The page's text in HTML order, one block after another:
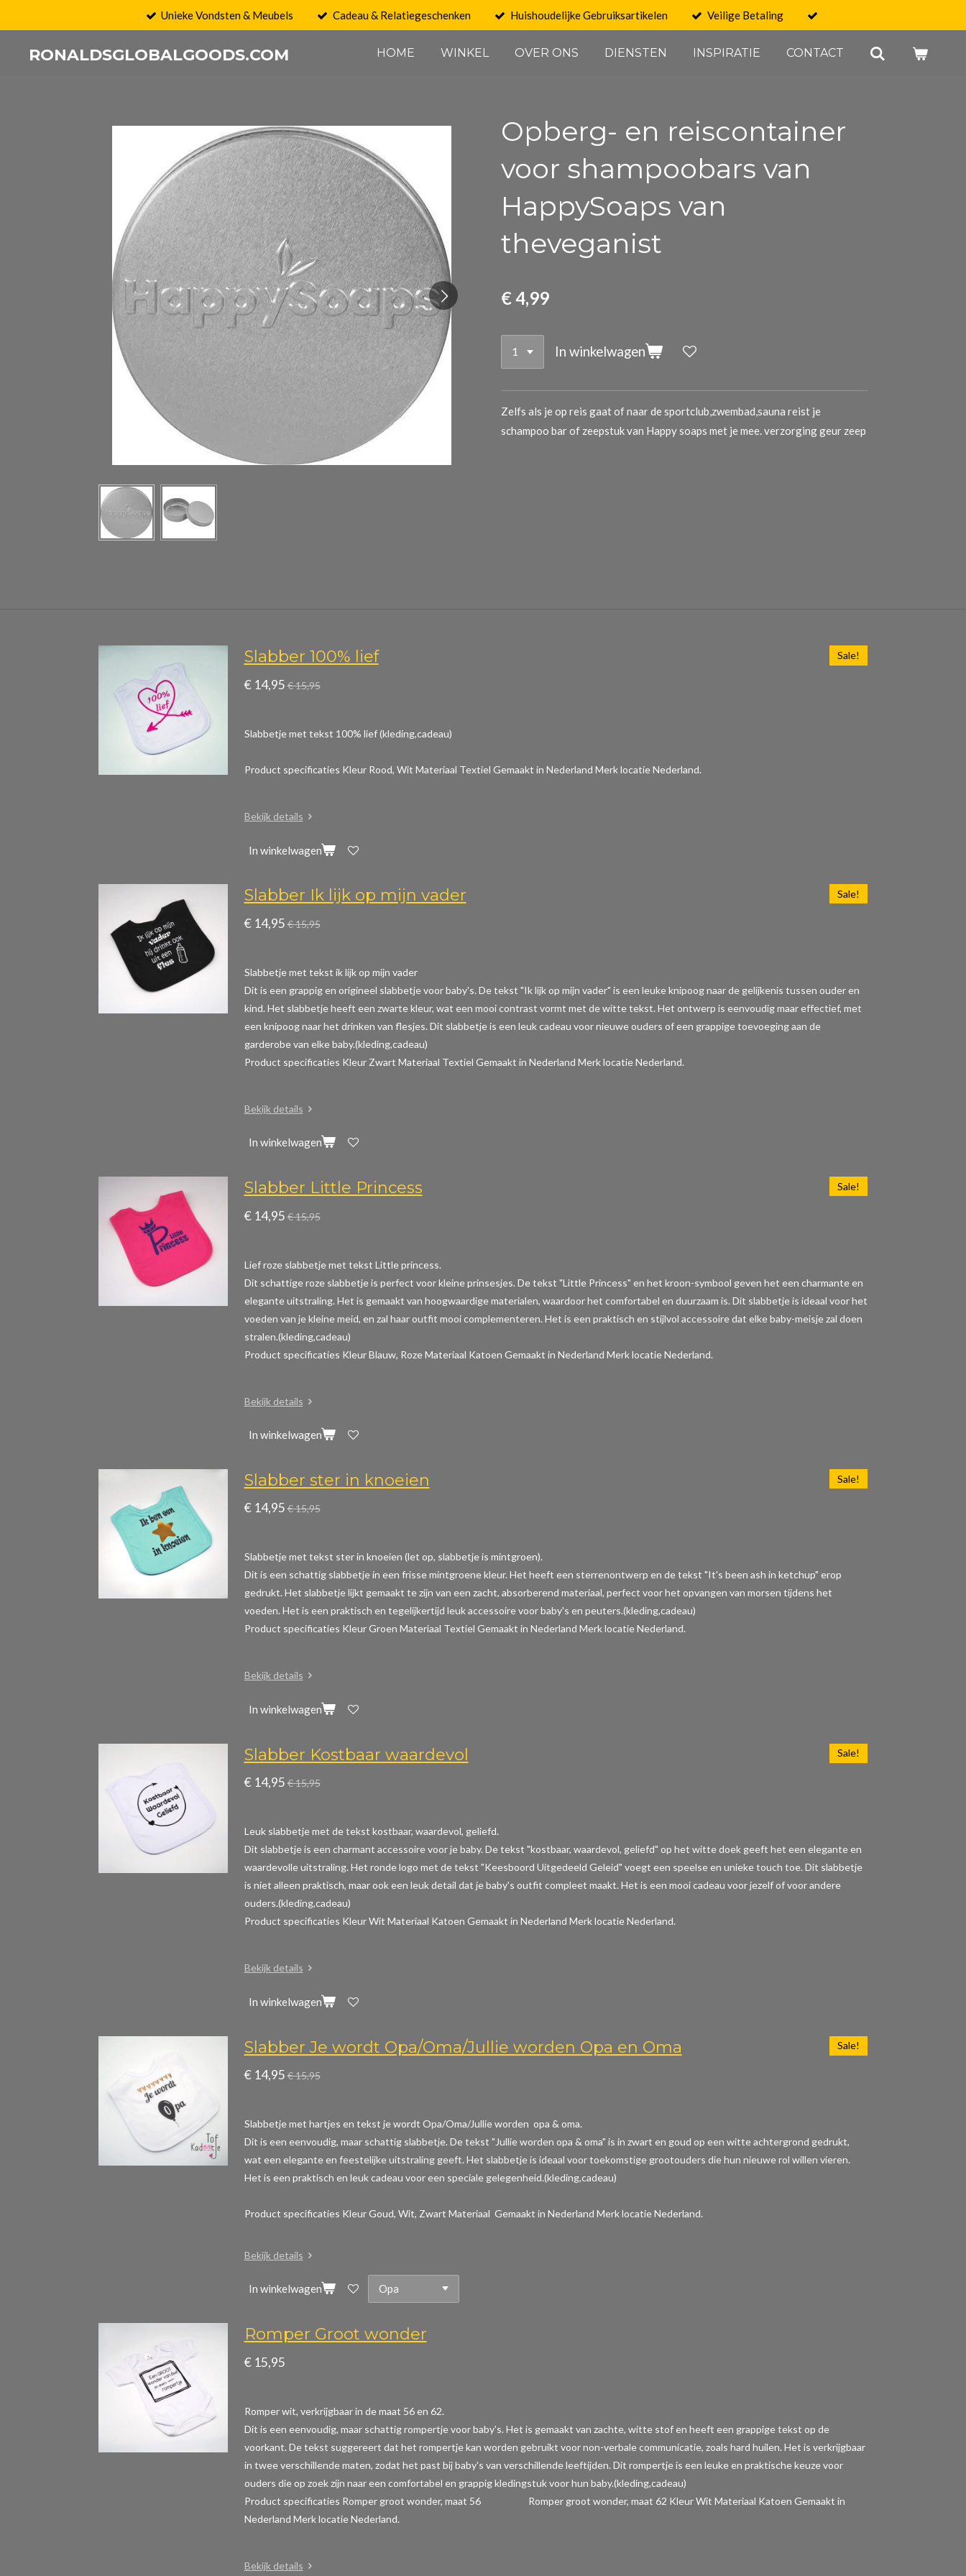
Unieke Vondsten & Meubels Cadeau & Relatiegeschenken Huishoudelijke Gebruiksartikelen Veilige Betaling
RONALDSGLOBALGOODS.COM HOME WINKEL OVER ONS DIENSTEN INSPIRATIE CONTACT
Opberg- en reiscontainer
voor shampoobars van
HappySoaps van
theveganist
€ 4,99
In winkelwagen
Zelfs als je op reis gaat of naar de sportclub,zwembad,sauna reist je
schampoo bar of zeepstuk van Happy soaps met je mee.verzorging geur zeep
Sale!
Slabber 100% lief
€ 14,95 € 15,95
Slabbetje met tekst 100% lief (kleding,cadeau)
Product specificaties Kleur Rood, Wit Materiaal Textiel Gemaakt in Nederland Merk locatie Nederland.
Bekijk details
In winkelwagen
Sale!
Slabber Ik lijk op mijn vader
€ 14,95 € 15,95
Slabbetje met tekst ik lijk op mijn vader
Dit is een grappig en origineel slabbetje voor baby's. De tekst "Ik lijk op mijn vader" is een leuke knipoog naar de gelijkenis tussen ouder en
kind. Het slabbetje heeft een zwarte kleur, wat een mooi contrast vormt met de witte tekst. Het ontwerp is eenvoudig maar effectief, met
een knipoog naar het drinken van flesjes. Dit slabbetje is een leuk cadeau voor nieuwe ouders of een grappige toevoeging aan de
garderobe van elke baby.(kleding,cadeau)
Product specificaties Kleur Zwart Materiaal Textiel Gemaakt in Nederland Merk locatie Nederland.
Bekijk details
In winkelwagen
Sale!
Slabber Little Princess
€ 14,95 € 15,95
Lief roze slabbetje met tekst Little princess.
Dit schattige roze slabbetje is perfect voor kleine prinsesjes. De tekst "Little Princess" en het kroon-symbool geven het een charmante en
elegante uitstraling. Het is gemaakt van hoogwaardige materialen, waardoor het comfortabel en duurzaam is. Dit slabbetje is ideaal voor het
voeden van je kleine meid, en zal haar outfit mooi complementeren. Het is een praktisch en stijlvol accessoire dat elke baby-meisje zal doen
stralen.(kleding,cadeau)
Product specificaties Kleur Blauw, Roze Materiaal Katoen Gemaakt in Nederland Merk locatie Nederland.
Bekijk details
In winkelwagen
Sale!
Slabber ster in knoeien
€ 14,95 € 15,95
Slabbetje met tekst ster in knoeien (let op, slabbetje is mintgroen).
Dit is een schattig slabbetje in een frisse mintgroene kleur. Het heeft een sterrenontwerp en de tekst "It's been ash in ketchup" erop
gedrukt. Het slabbetje lijkt gemaakt te zijn van een zacht, absorberend materiaal, perfect voor het opvangen van morsen tijdens het
voeden. Het is een praktisch en tegelijkertijd leuk accessoire voor baby's en peuters.(kleding,cadeau)
Product specificaties Kleur Groen Materiaal Textiel Gemaakt in Nederland Merk locatie Nederland.
Bekijk details
In winkelwagen
Sale!
Slabber Kostbaar waardevol
€ 14,95 € 15,95
Leuk slabbetje met de tekst kostbaar, waardevol, geliefd.
Dit slabbetje is een charmant accessoire voor je baby. De tekst "kostbaar, waardevol, geliefd" op het witte doek geeft het een elegante en
waardevolle uitstraling. Het ronde logo met de tekst "Keesboord Uitgedeeld Geleid" voegt een speelse en unieke touch toe. Dit slabbetje
is niet alleen praktisch, maar ook een leuk detail dat je baby's outfit compleet maakt. Het is een mooi cadeau voor jezelf of voor andere
ouders.(kleding,cadeau)
Product specificaties Kleur Wit Materiaal Katoen Gemaakt in Nederland Merk locatie Nederland.
Bekijk details
In winkelwagen
Sale!
Slabber Je wordt Opa/Oma/Jullie worden Opa en Oma
€ 14,95 € 15,95
Slabbetje met hartjes en tekst je wordt Opa/Oma/Jullie worden opa & oma.
Dit is een eenvoudig, maar schattig slabbetje. De tekst "Jullie worden opa & oma" is in zwart en goud op een witte achtergrond gedrukt,
wat een elegante en feestelijke uitstraling geeft. Het slabbetje is ideaal voor toekomstige grootouders die hun nieuwe rol willen vieren.
Het is een praktisch en leuk cadeau voor een speciale gelegenheid.(kleding,cadeau)
Product specificaties Kleur Goud, Wit, Zwart Materiaal Gemaakt in Nederland Merk locatie Nederland.
Bekijk details
In winkelwagen
Romper Groot wonder
€ 15,95
Romper wit, verkrijgbaar in de maat 56 en 62.
Dit is een eenvoudig, maar schattig rompertje voor baby's. Het is gemaakt van zachte, witte stof en heeft een grappige tekst op de
voorkant. De tekst suggereert dat het rompertje kan worden gebruikt voor non-verbale communicatie, zoals hard huilen. Het is verkrijgbaar
in twee verschillende maten, zodat het past bij baby's van verschillende leeftijden. Dit rompertje is een leuke en praktische keuze voor
ouders die op zoek zijn naar een comfortabel en grappig kledingstuk voor hun baby.(kleding,cadeau)
Product specificaties Romper groot wonder, maat 56 Romper groot wonder, maat 62 Kleur Wit Materiaal Katoen Gemaakt in
Nederland Merk locatie Nederland.
Bekijk details